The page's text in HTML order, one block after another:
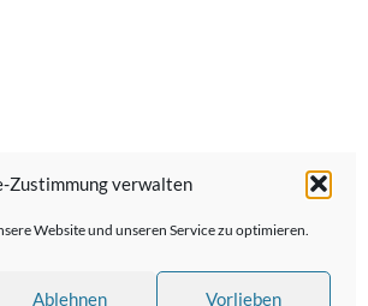
Zustimmung verwalten
Website und unseren Service zu optimieren.
Ablehnen Vorlieben